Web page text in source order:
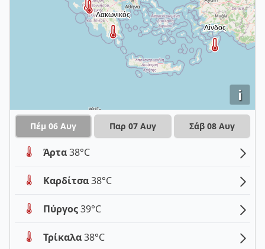
i
Πέμ 06 Αυγ Παρ 07 Αυγ Σάβ 08 Αυγ
Άρτα38°C
Καρδίτσα38°C
Πύργος39°C
Τρίκαλα38°C